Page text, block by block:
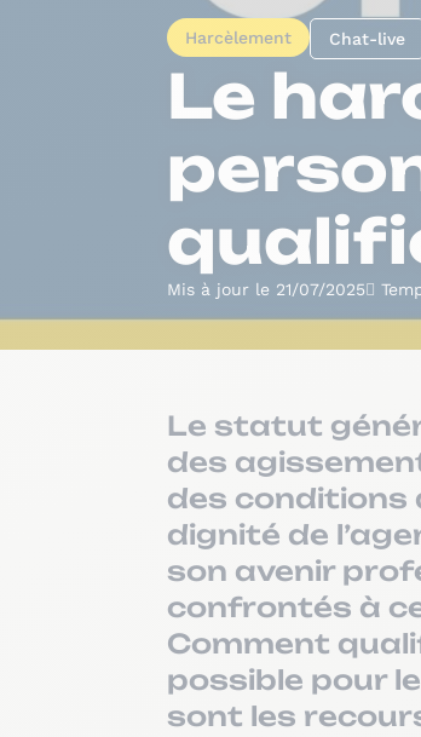
Harcèlement Chat-live
Le
Mis à jour le 21/07/2025
Le statut
des
des conditions
dignité de
son avenir
confrontés à
Comment
possible pour
sont les